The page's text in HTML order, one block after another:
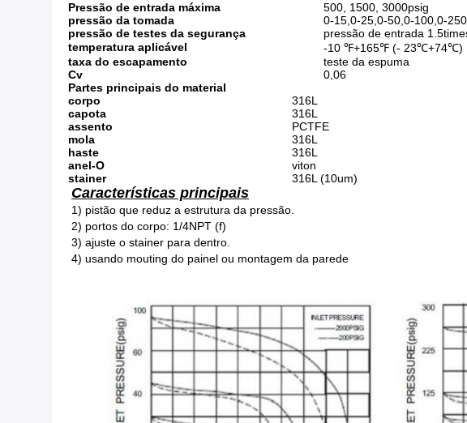
Pressão de entrada máxima
500, 1500, 3000psig
pressão da tomada
0-15,0-25,0-50,0-100,0-
pressão de testes da segurança
pressão de entrada
temperatura aplicável
-10 ℉+165℉ (- 23℃+74℃)
taxa do escapamento
teste da espuma
Cv
0,06
Partes principais do material
corpo
316L
capota
316L
assento
PCTFE
mola
316L
haste
316L
anel-O
viton
stainer
316L (10um)
Características principais
1) pistão que reduz a estrutura da pressão.
2) portos do corpo: 1/4NPT (f)
3) ajuste o stainer para dentro.
4) usando mouting do painel ou montagem da parede